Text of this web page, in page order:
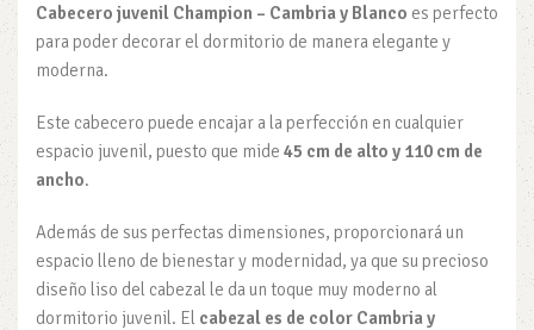
Cabecero juvenil Champion – Cambria y Blanco es perfecto
para poder decorar el dormitorio de manera elegante y
moderna.
Este cabecero puede encajar a la perfección en cualquier
espacio juvenil, puesto que mide 45 cm de alto y 110 cm de
ancho.
Además de sus perfectas dimensiones, proporcionará un
espacio lleno de bienestar y modernidad, ya que su precioso
diseño liso del cabezal le da un toque muy moderno al
dormitorio juvenil. El cabezal es de color Cambria y